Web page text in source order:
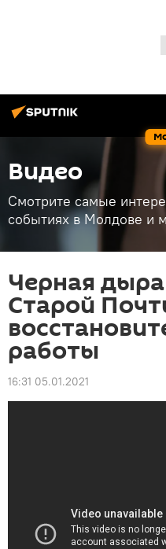
Видео
Смотрите самые
событиях в Молдове и
Черная
Старой
работы
16:31 05.01.2021